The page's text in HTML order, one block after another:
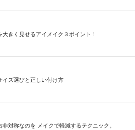
きく見せるアイメイク３ポイント！
イズ選びと正しい付け方
対称なのを メイクで軽減するテクニック。